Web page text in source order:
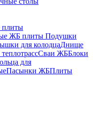
плиты
ЖБ плиты Подушки
для колодцаДнище
Сваи ЖББлоки
для
Пасынки ЖБПлиты